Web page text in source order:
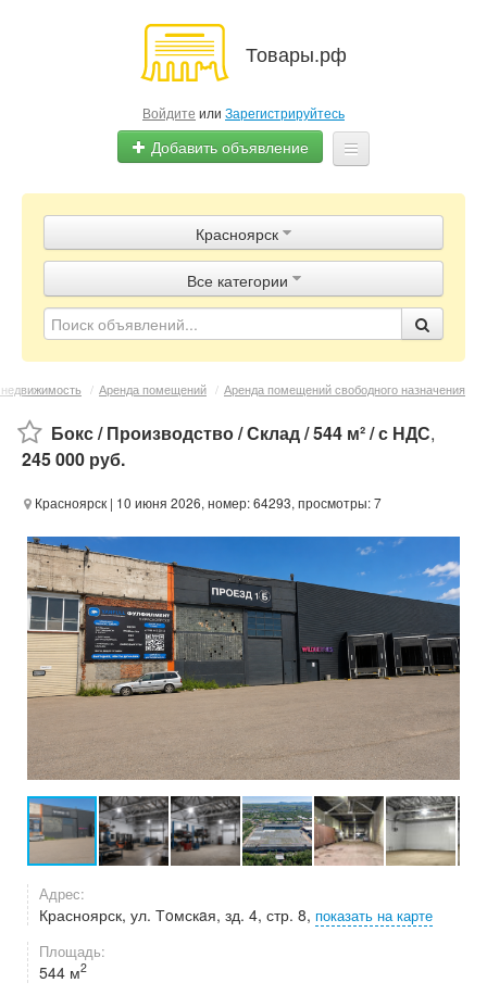
Товары.рф
Войдите или Зарегистрируйтесь
Добавить объявление
Объявления
Магазины
Контакты
Красноярск
Все категории
/ Аренда помещений / Аренда помещений свободного назначения
Бокс / Производство / Склад / 544 м² / с НДС,
245 000 руб.
Красноярск | 10 июня 2026, номер: 64293, просмотры: 7
Адрес:
Красноярск, ул. Тoмскaя, зд. 4, стр. 8, показать на карте
Площадь:
544 м2